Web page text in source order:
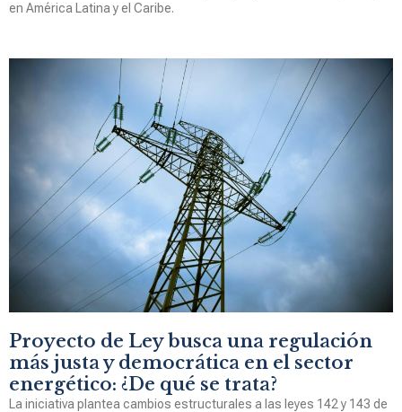
en América Latina y el Caribe.
Proyecto de Ley busca una regulación
más justa y democrática en el sector
energético: ¿De qué se trata?
La iniciativa plantea cambios estructurales a las leyes 142 y 143 de